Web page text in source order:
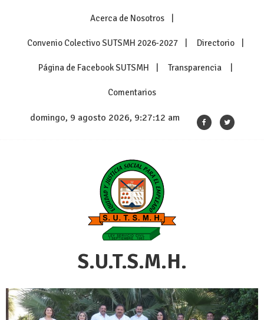
Acerca de Nosotros
Convenio Colectivo SUTSMH 2026-2027 Directorio
Página de Facebook SUTSMH Transparencia
Comentarios
domingo, 9 agosto 2026, 9:27:12 am
S.U.T.S.M.H.